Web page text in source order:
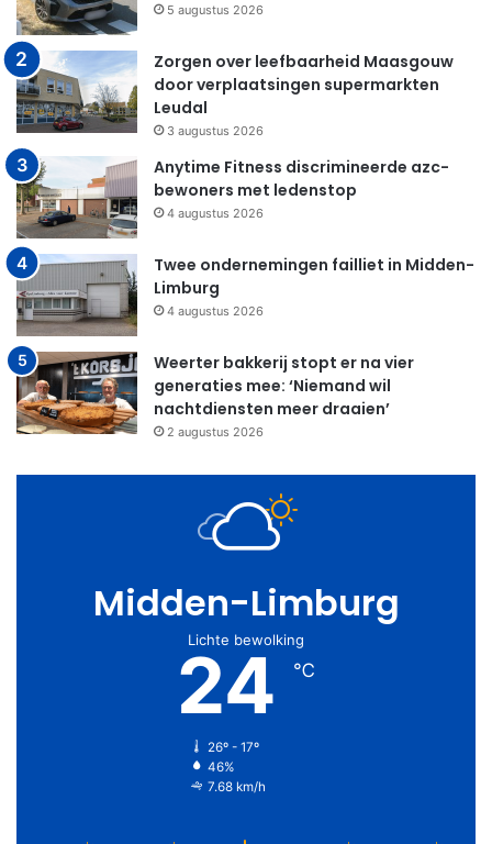
5 augustus 2026
Zorgen over leefbaarheid Maasgouw
door verplaatsingen supermarkten
Leudal
3 augustus 2026
Anytime Fitness discrimineerde azc-
bewoners met ledenstop
4 augustus 2026
Twee ondernemingen failliet in Midden-
Limburg
4 augustus 2026
Weerter bakkerij stopt er na vier
generaties mee: ‘Niemand wil
nachtdiensten meer draaien’
2 augustus 2026
Midden-Limburg
Lichte bewolking
24 ℃
26º - 17º
46%
7.68 km/h